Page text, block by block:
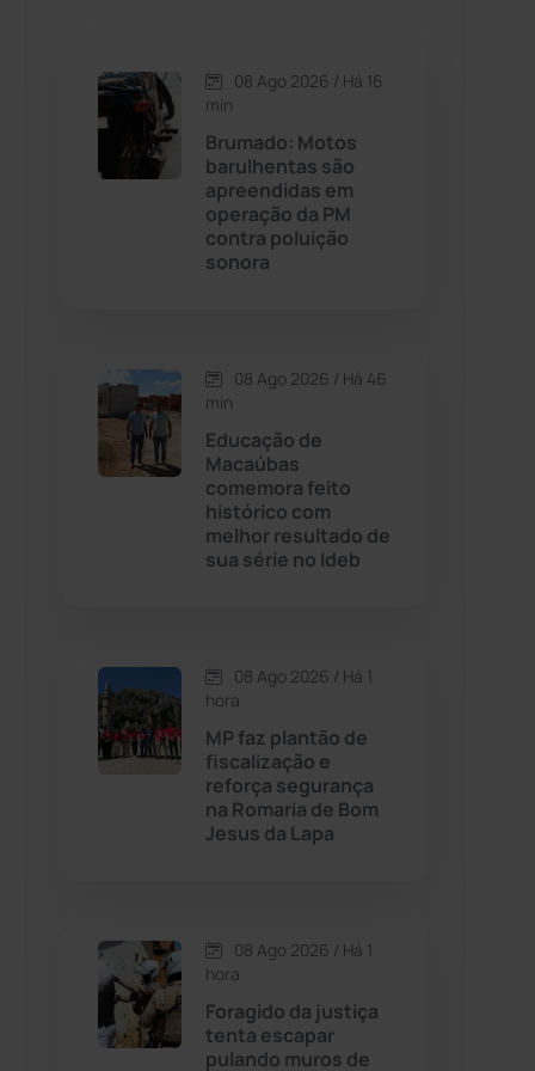
Caetité (1504)
Candiba
Cândido Sales
Caturama
Chapada Diamantina
(133)
Cordeiros
Dom Basílio
(1235)
Esportes
08 Ago 2026 / Há 16
min
Brumado: Motos
barulhentas são
apreendidas em
operação da PM
contra poluição
sonora
08 Ago 2026 / Há 46
min
Educação de
Macaúbas
comemora feito
histórico com
melhor resultado de
sua série no Ideb
08 Ago 2026 / Há 1
hora
MP faz plantão de
fiscalização e
reforça segurança
na Romaria de Bom
Jesus da Lapa
08 Ago 2026 / Há 1
hora
Foragido da justiça
tenta escapar
pulando muros de